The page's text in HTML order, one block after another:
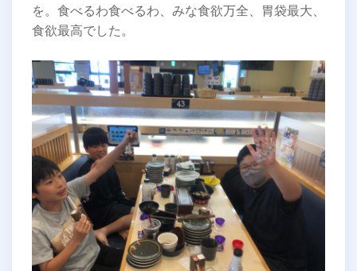
を。食べるわ食べるわ、みな食欲万全、胃袋最大、
食欲最高でした。